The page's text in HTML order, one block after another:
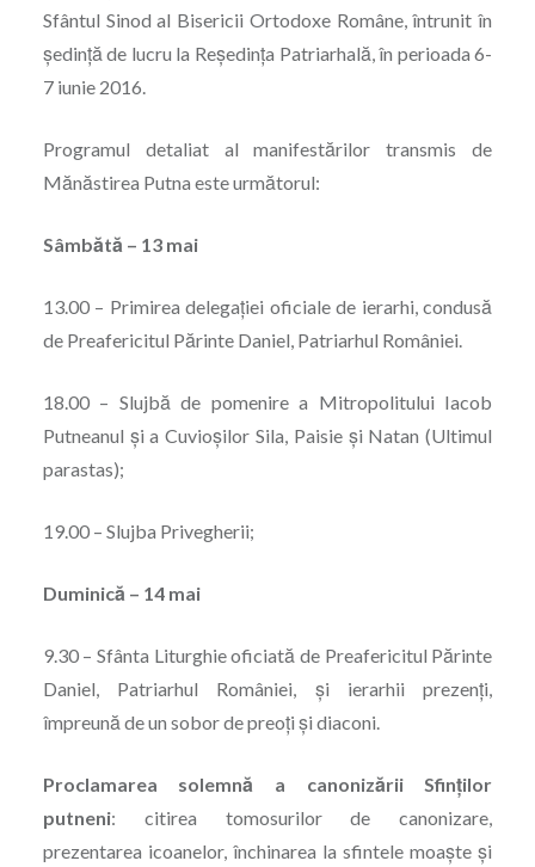
Sfântul Sinod al Bisericii Ortodoxe Române, întrunit în
ședință de lucru la Reședința Patriarhală, în perioada 6-
7 iunie 2016.
Programul detaliat al manifestărilor transmis de
Mănăstirea Putna este următorul:
Sâmbătă – 13 mai
13.00 – Primirea delegației oficiale de ierarhi, condusă
de Preafericitul Părinte Daniel, Patriarhul României.
18.00 – Slujbă de pomenire a Mitropolitului Iacob
Putneanul și a Cuvioșilor Sila, Paisie și Natan (Ultimul
parastas);
19.00 – Slujba Privegherii;
Duminică – 14 mai
9.30 – Sfânta Liturghie oficiată de Preafericitul Părinte
Daniel, Patriarhul României, și ierarhii prezenți,
împreună de un sobor de preoți și diaconi.
Proclamarea solemnă a canonizării Sfinților
putneni: citirea tomosurilor de canonizare,
prezentarea icoanelor, închinarea la sfintele moaște și